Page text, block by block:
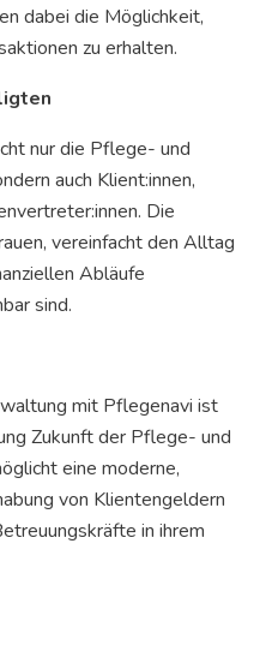
dabei die Möglichkeit,
zu erhalten.
nur die Pflege- und
auch Klient:innen,
Die
vereinfacht den Alltag
Abläufe
sind.
mit Pflegenavi ist
Zukunft der Pflege- und
eine moderne,
von Klientengeldern
in ihrem